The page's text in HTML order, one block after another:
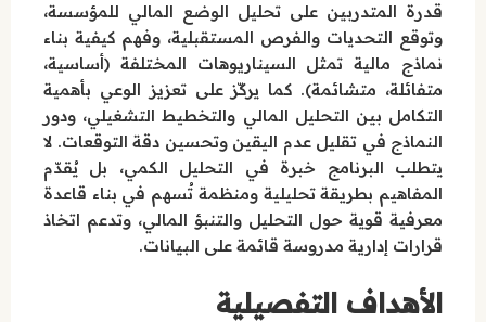
قدرة المتدربين على تحليل الوضع المالي للمؤسسة،
وتوقع التحديات والفرص المستقبلية، وفهم كيفية بناء
نماذج مالية تمثل السيناريوهات المختلفة (أساسية،
متفائلة، متشائمة). كما يركّز على تعزيز الوعي بأهمية
التكامل بين التحليل المالي والتخطيط التشغيلي، ودور
النماذج في تقليل عدم اليقين وتحسين دقة التوقعات. لا
يتطلب البرنامج خبرة في التحليل الكمي، بل يُقدّم
المفاهيم بطريقة تحليلية ومنظمة تُسهم في بناء قاعدة
معرفية قوية حول التحليل والتنبؤ المالي، وتدعم اتخاذ
قرارات إدارية مدروسة قائمة على البيانات.
الأهداف التفصيلية